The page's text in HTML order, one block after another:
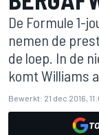
De Formule 1-
nemen de
de loep. In de
komt Williams
Bewerkt: 21 dec 2016,